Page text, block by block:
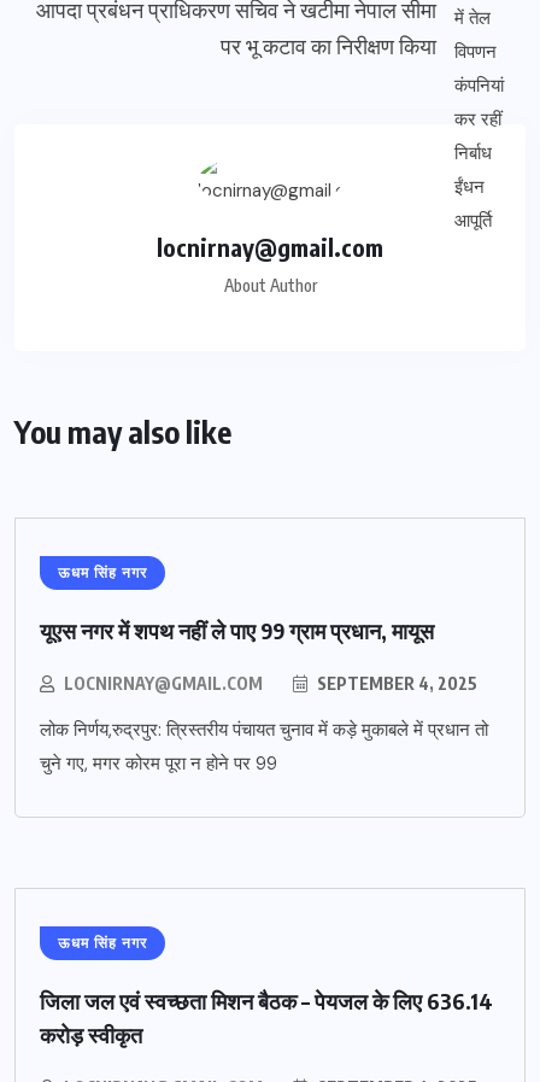
आपदा प्रबंधन प्राधिकरण सचिव ने खटीमा नेपाल सीमा
पर भू कटाव का निरीक्षण किया
locnirnay@gmail.com
About Author
You may also like
ऊधम सिंह नगर
यूएस नगर में शपथ नहीं ले पाए 99 ग्राम प्रधान, मायूस
LOCNIRNAY@GMAIL.COM SEPTEMBER 4, 2025
लोक निर्णय,रुद्रपुर: त्रिस्तरीय पंचायत चुनाव में कड़े मुकाबले में प्रधान तो
चुने गए, मगर कोरम पूरा न होने पर 99
ऊधम सिंह नगर
जिला जल एवं स्वच्छता मिशन बैठक – पेयजल के लिए 636.14
करोड़ स्वीकृत